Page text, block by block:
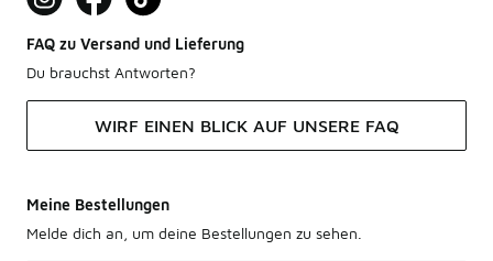
FAQ zu Versand und Lieferung
Du brauchst Antworten?
WIRF EINEN BLICK AUF UNSERE FAQ
Meine Bestellungen
Melde dich an, um deine Bestellungen zu sehen.